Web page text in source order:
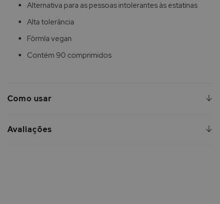
Alternativa para as pessoas intolerantes às estatinas
Alta tolerância
Fórmla vegan
Contém 90 comprimidos
Como usar
Avaliações